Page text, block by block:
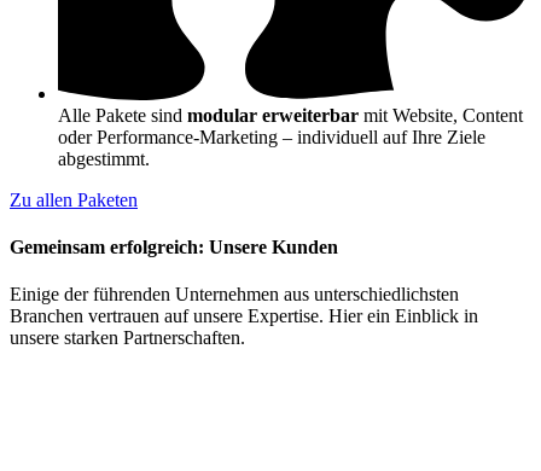
Alle Pakete sind modular erweiterbar mit Website, Content
oder Performance-Marketing – individuell auf Ihre Ziele
abgestimmt.
Zu allen Paketen
Gemeinsam erfolgreich: Unsere Kunden
Einige der führenden Unternehmen aus unterschiedlichsten
Branchen vertrauen auf unsere Expertise. Hier ein Einblick in
unsere starken Partnerschaften.